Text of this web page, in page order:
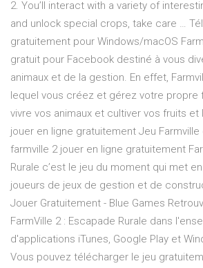
2. You’ll interact with a variety of
and unlock special crops, take care …
gratuitement pour Windows/macOS
gratuit pour Facebook destiné à vous
animaux et de la gestion. En effet,
lequel vous créez et gérez votre propre
vivre vos animaux et cultiver vos fruits et
jouer en ligne gratuitement Jeu Farmville
farmville 2 jouer en ligne gratuitement
Rurale c’est le jeu du moment qui met
joueurs de jeux de gestion et de
Jouer Gratuitement - Blue Games
FarmVille 2 : Escapade Rurale dans
d'applications iTunes, Google Play et
Vous pouvez télécharger le jeu